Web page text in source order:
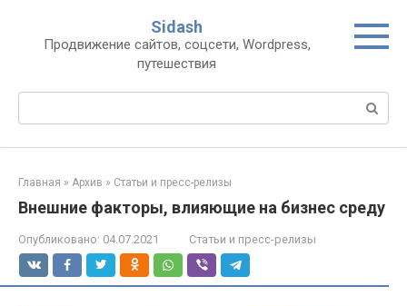
контенту
Sidash
Продвижение сайтов, соцсети, Wordpress,
путешествия
Главная » Архив » Статьи и пресс-релизы
Внешние факторы, влияющие на бизнес среду
Опубликовано: 04.07.2021 Статьи и пресс-релизы